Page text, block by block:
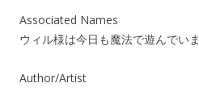
Associated Names
ウィル様は今日も魔法で遊んでい
Author/Artist